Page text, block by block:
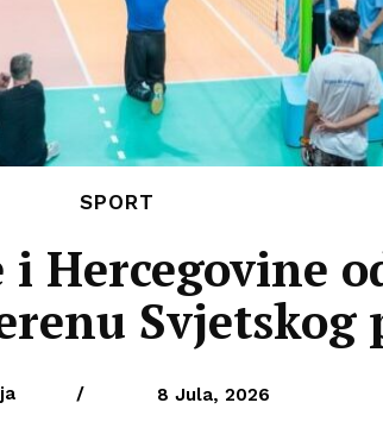
SPORT
i Hercegovine
Svjetskog
/ 8 Jula, 2026